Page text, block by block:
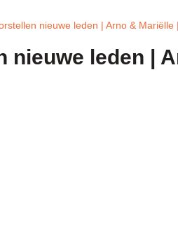
nieuwe leden | Arno & Mariëlle
nieuwe leden |